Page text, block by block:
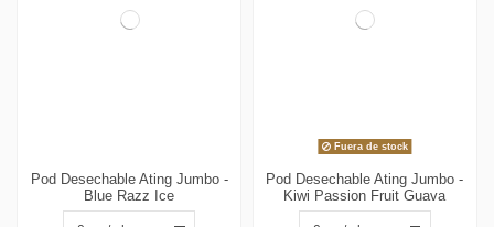
Pod Desechable Ating Jumbo -
Blue Razz Ice
Fuera de stock
Pod Desechable Ating Jumbo -
Kiwi Passion Fruit Guava